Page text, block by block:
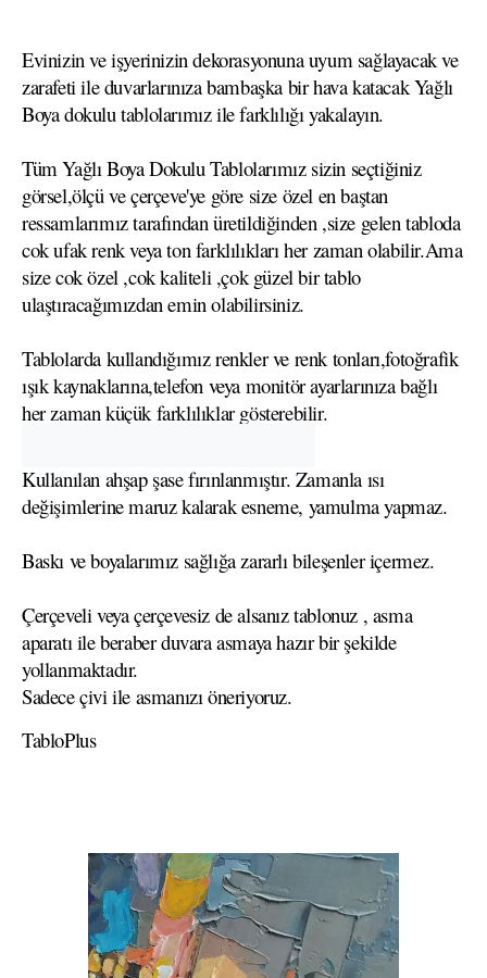
Evinizin ve işyerinizin dekorasyonuna uyum sağlayacak ve
zarafeti ile duvarlarınıza bambaşka bir hava katacak Yağlı
Boya dokulu tablolarımız ile farklılığı yakalayın.
Tüm Yağlı Boya Dokulu Tablolarımız sizin seçtiğiniz
görsel,ölçü ve çerçeve'ye göre size özel en baştan
ressamlarımız tarafından üretildiğinden ,size gelen tabloda
cok ufak renk veya ton farklılıkları her zaman olabilir.Ama
size cok özel ,cok kaliteli ,çok güzel bir tablo
ulaştıracağımızdan emin olabilirsiniz.
Tablolarda kullandığımız renkler ve renk tonları,fotoğrafik
ışık kaynaklarına,telefon veya monitör ayarlarınıza bağlı
her zaman küçük farklılıklar gösterebilir.
Kullanılan ahşap şase fırınlanmıştır. Zamanla ısı
değişimlerine maruz kalarak esneme, yamulma yapmaz.
Baskı ve boyalarımız sağlığa zararlı bileşenler içermez.
Çerçeveli veya çerçevesiz de alsanız tablonuz , asma
aparatı ile beraber duvara asmaya hazır bir şekilde
yollanmaktadır.
Sadece çivi ile asmanızı öneriyoruz.
TabloPlus